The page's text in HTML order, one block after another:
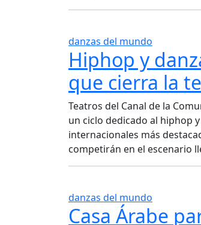
danzas del mundo
Hiphop y
que cierra la
Teatros del Canal de la
un ciclo dedicado al hiphop
internacionales más
competirán en el escenario
danzas del mundo
Casa Árabe